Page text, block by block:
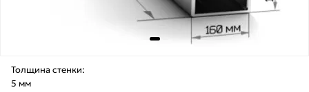
Толщина стенки:
5 мм